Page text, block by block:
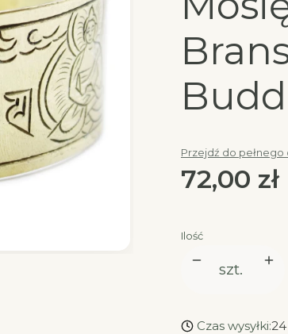
Przejdź do pełnego
Cena
72,00 zł
Ilość
szt.
Czas wysyłki: